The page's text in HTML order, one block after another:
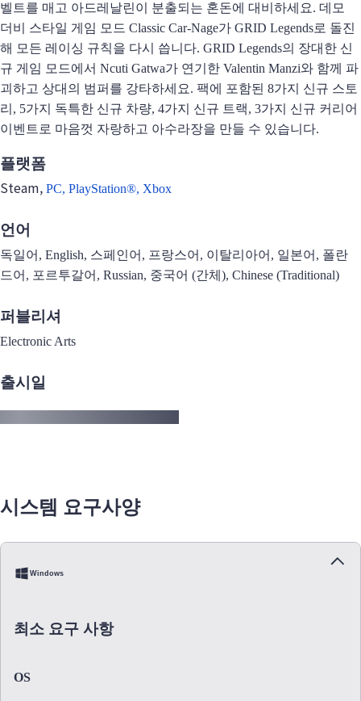
벨트를 매고 아드레날린이 분출되는 혼돈에 대비하세요. 데모
더비 스타일 게임 모드 Classic Car-Nage가 GRID Legends로 돌진
해 모든 레이싱 규칙을 다시 씁니다. GRID Legends의 장대한 신
규 게임 모드에서 Ncuti Gatwa가 연기한 Valentin Manzi와 함께 파
괴하고 상대의 범퍼를 강타하세요. 팩에 포함된 8가지 신규 스토
리, 5가지 독특한 신규 차량, 4가지 신규 트랙, 3가지 신규 커리어
이벤트로 마음껏 자랑하고 아수라장을 만들 수 있습니다.
플랫폼
Steam, PC, PlayStation®, Xbox
언어
독일어, English, 스페인어, 프랑스어, 이탈리아어, 일본어, 폴란
드어, 포르투갈어, Russian, 중국어 (간체), Chinese (Traditional)
퍼블리셔
Electronic Arts
출시일
시스템 요구사양
Windows
최소 요구 사항
OS